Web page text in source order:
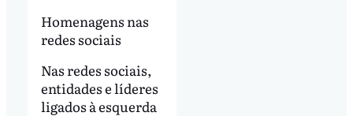
Homenagens nas
redes sociais
Nas redes sociais,
entidades e líderes
ligados à esquerda